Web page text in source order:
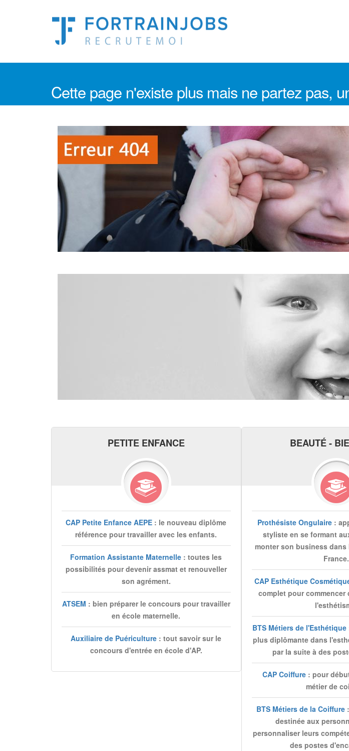
Cette page n'existe plus mais ne partez pas,
PETITE ENFANCE
CAP Petite Enfance AEPE : le nouveau diplôme
référence pour travailler avec les enfants.
Formation Assistante Maternelle : toutes les
possibilités pour devenir assmat et renouveller
son agrément.
ATSEM : bien préparer le concours pour travailler
en école maternelle.
Auxiliaire de Puériculture : tout savoir sur le
concours d'entrée en école d'AP.
BEAUTÉ -
Prothésiste Ongulaire :
styliste en se formant
monter son business
France.
CAP Esthétique
complet pour commencer
BTS Métiers de l'Esthétique
plus diplômante dans
par la suite à des
CAP Coiffure: pour
métier de
BTS Métiers de la Coiffure
destinée aux
personnaliser leurs
des postes